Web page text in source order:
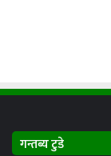
गन्तब्य टुडे